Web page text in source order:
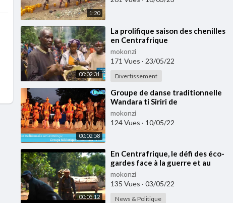
1:20
00:02:31
⁣La prolifique saison des chenilles
en Centrafrique
mokonzi
171 Vues · 23/05/22
Divertissement
00:02:58
⁣Groupe de danse traditionnelle
Wandara ti Siriri de
Centrafrique
mokonzi
124 Vues · 10/05/22
00:05:12
⁣En Centrafrique, le défi des éco-
gardes face à la guerre et au
braconnage
mokonzi
135 Vues · 03/05/22
News & Politique